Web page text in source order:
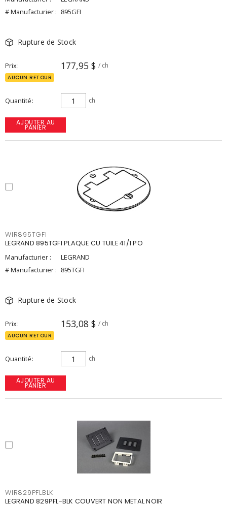
# Manufacturier : 895GFI
Rupture de Stock
Prix 177,95 $ / ch
AUCUN RETOUR
Quantité ch
AJOUTER AU
PANIER
WIR895TGFI
LEGRAND 895TGFI PLAQUE CU TUILE 41/1 PO
Manufacturier :
LEGRAND
# Manufacturier : 895TGFI
Rupture de Stock
Prix 153,08 $ / ch
AUCUN RETOUR
Quantité ch
AJOUTER AU
PANIER
WIR829PFLBLK
LEGRAND 829PFL-BLK COUVERT NON METAL NOIR